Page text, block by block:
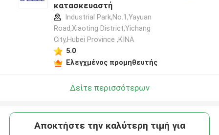
κατασκευαστή
Industrial Park,No.1,Yayuan
Road,Xiaoting District,Yichang
City,Hubei Province ,ΚΙΝΑ
5.0
Ελεγχμένος προμηθευτής
Δείτε περισσότερων
Αποκτήστε την καλύτερη τιμή για